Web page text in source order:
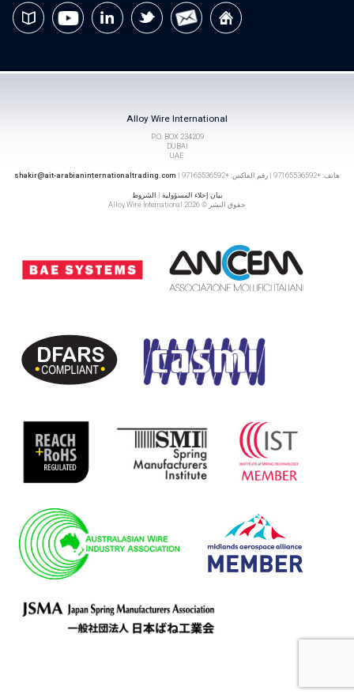
Alloy Wire International
P.O. BOX 234209
DUBAI
UAE
هاتف: +97165536592 | رقم الفاكس: +97165536592 | shakir@ait-arabianinternationaltrading.com
بيان إخلاء المسؤولية | الشروط
حقوق النشر © 2026 Alloy Wire International